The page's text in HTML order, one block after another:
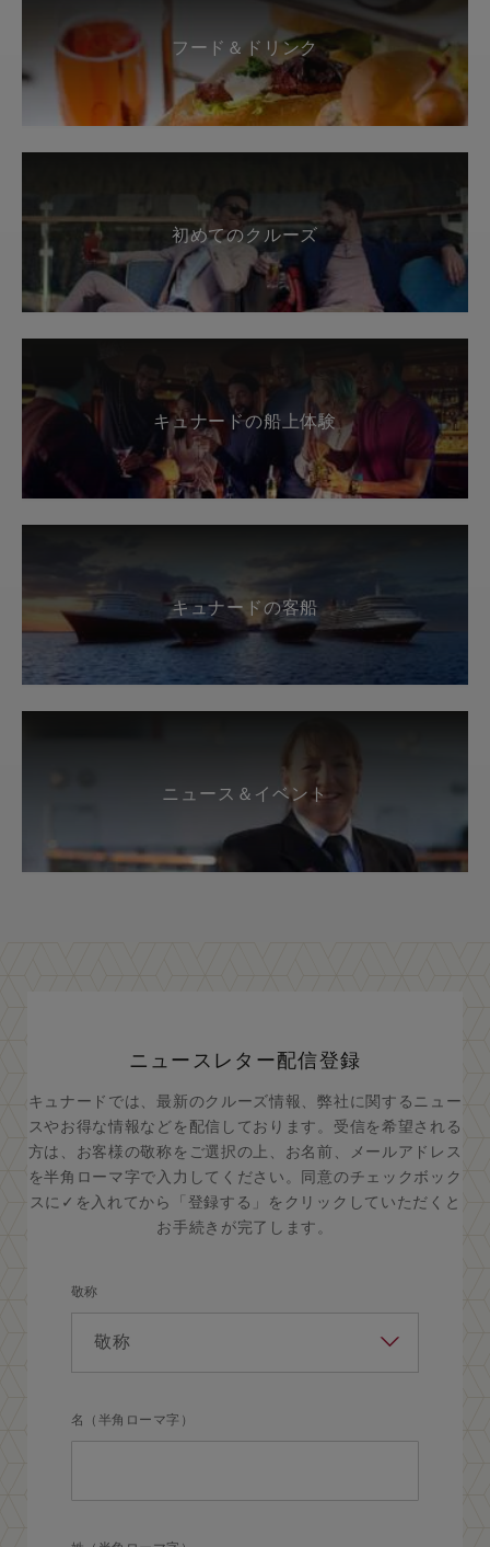
フード＆ドリンク
初めてのクルーズ
キュナードの船上体験
キュナードの客船
ニュース＆イベント
ニュースレター配信登録
キュナードでは、最新のクルーズ情報、弊社に関するニュー
スやお得な情報などを配信しております。受信を希望される
方は、お客様の敬称をご選択の上、お名前、メールアドレス
を半角ローマ字で入力してください。同意のチェックボック
スに✓を入れてから「登録する」をクリックしていただくと
お手続きが完了します。
敬称
名（半角ローマ字）